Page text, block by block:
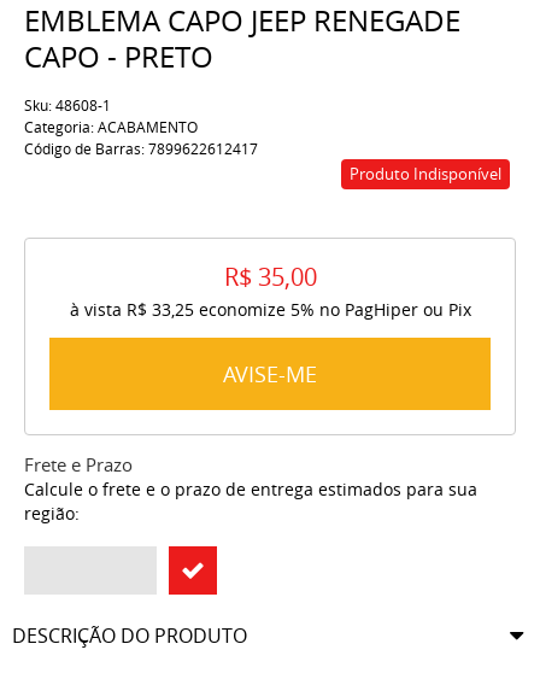
EMBLEMA CAPO JEEP RENEGADE
CAPO - PRETO
Sku:48608-1
Categoria:ACABAMENTO
Código de Barras:7899622612417
Produto Indisponível
R$ 35,00
à vista R$ 33,25economize 5% no PagHiper ou Pix
AVISE-ME
Frete e Prazo
Calcule o frete e o prazo de entrega estimados para sua
região:
DESCRIÇÃO DO PRODUTO